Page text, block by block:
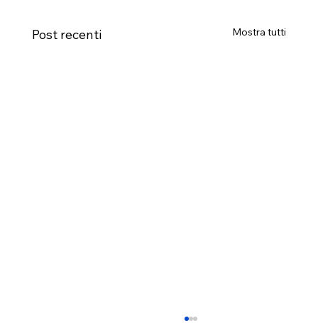
Post recenti Mostra tutti